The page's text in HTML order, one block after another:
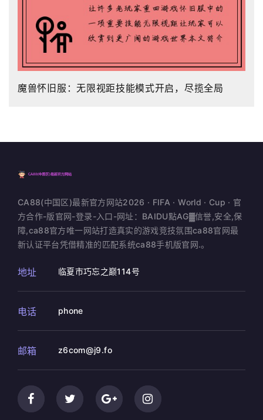
魔兽怀旧服：无限视距技能模式开启，尽揽全局
CA88(中国区)最新官方网站2026 · FIFA · World · Cup · 官
方合作-版官网-登录-入口-网址：BAIDU點AG▓信誉,安全,保
障,ca88官方唯一网站打造真实的游戏竞技氛围ca88官网最
新认证平台凭借精准的匹配系统ca88手机版官网.。
地址 临夏市巧忘之巅114号
电话 phone
邮箱 z6com@j9.fo